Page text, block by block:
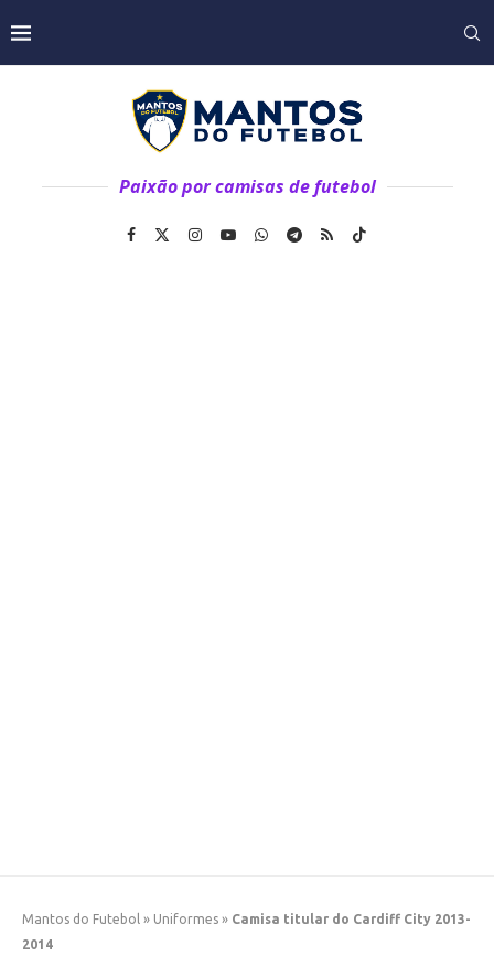
Paixão por camisas de futebol
Mantos do Futebol » Uniformes » Camisa titular do Cardiff City 2013-
2014